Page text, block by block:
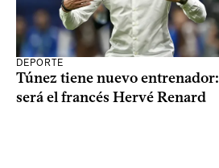
DEPORTE
Túnez tiene nuevo entrenador:
será el francés Hervé Renard